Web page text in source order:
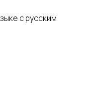
с русским